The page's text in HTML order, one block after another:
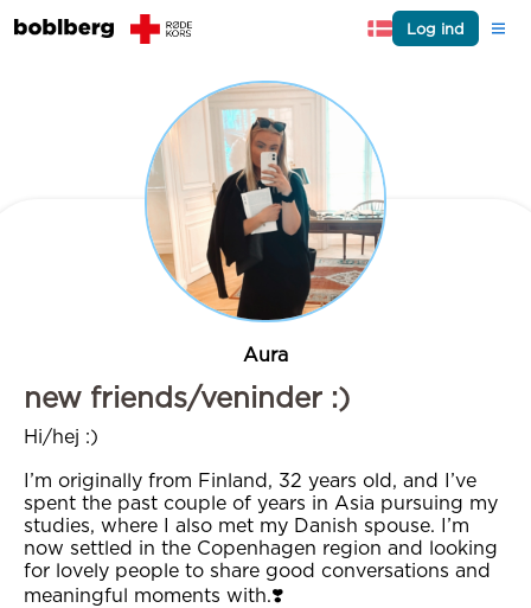
Log ind
Aura
new friends/veninder :)
Hi/hej :)
I’m originally from Finland, 32 years old, and I’ve
spent the past couple of years in Asia pursuing my
studies, where I also met my Danish spouse. I’m
now settled in the Copenhagen region and looking
for lovely people to share good conversations and
meaningful moments with.❣️